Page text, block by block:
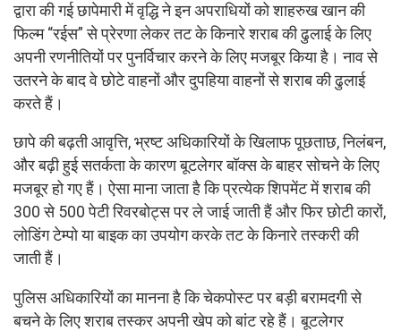
द्वारा की गई छापेमारी में वृद्धि ने इन अपराधियों को शाहरुख खान की
फिल्म “रईस” से प्रेरणा लेकर तट के किनारे शराब की ढुलाई के लिए
अपनी रणनीतियों पर पुनर्विचार करने के लिए मजबूर किया है। नाव से
उतरने के बाद वे छोटे वाहनों और दुपहिया वाहनों से शराब की ढुलाई
करते हैं।
छापे की बढ़ती आवृत्ति, भ्रष्ट अधिकारियों के खिलाफ पूछताछ, निलंबन,
और बढ़ी हुई सतर्कता के कारण बूटलेगर बॉक्स के बाहर सोचने के लिए
मजबूर हो गए हैं। ऐसा माना जाता है कि प्रत्येक शिपमेंट में शराब की
300 से 500 पेटी रिवरबोट्स पर ले जाई जाती हैं और फिर छोटी कारों,
लोडिंग टेम्पो या बाइक का उपयोग करके तट के किनारे तस्करी की
जाती हैं।
पुलिस अधिकारियों का मानना है कि चेकपोस्ट पर बड़ी बरामदगी से
बचने के लिए शराब तस्कर अपनी खेप को बांट रहे हैं। बूटलेगर